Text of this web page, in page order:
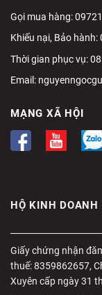
Gọi mua hàng:
Khiếu nại, Bảo
Thời gian phục vụ:
Email:
MẠNG XÃ HỘI
HỘ KINH DOANH
Giấy chứng nhận
thuế: 8359862657,
Xuyên cấp ngày 31